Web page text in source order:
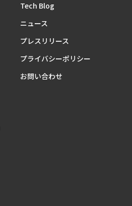
Tech Blog
ニュース
プレスリリース
プライバシーポリシー
お問い合わせ